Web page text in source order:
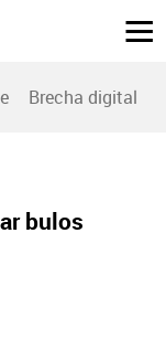
Brecha digital
bulos